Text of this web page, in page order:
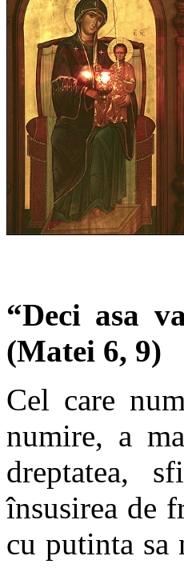
“Deci asa
(Matei 6, 9)
Cel care
numire, a
dreptatea,
însusirea de
cu putinta sa